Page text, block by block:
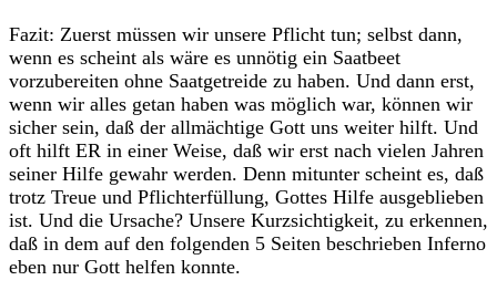
Fazit: Zuerst müssen wir unsere Pflicht tun; selbst dann,
wenn es scheint als wäre es unnötig ein Saatbeet
vorzubereiten ohne Saatgetreide zu haben. Und dann erst,
wenn wir alles getan haben was möglich war, können wir
sicher sein, daß der allmächtige Gott uns weiter hilft. Und
oft hilft ER in einer Weise, daß wir erst nach vielen Jahren
seiner Hilfe gewahr werden. Denn mitunter scheint es, daß
trotz Treue und Pflichterfüllung, Gottes Hilfe ausgeblieben
ist. Und die Ursache? Unsere Kurzsichtigkeit, zu erkennen,
daß in dem auf den folgenden 5 Seiten beschrieben Inferno
eben nur Gott helfen konnte.